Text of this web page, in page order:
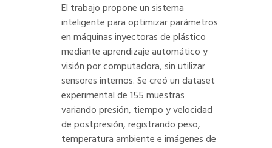
El trabajo propone un sistema
inteligente para optimizar parámetros
en máquinas inyectoras de plástico
mediante aprendizaje automático y
visión por computadora, sin utilizar
sensores internos. Se creó un dataset
experimental de 155 muestras
variando presión, tiempo y velocidad
de postpresión, registrando peso,
temperatura ambiente e imágenes de